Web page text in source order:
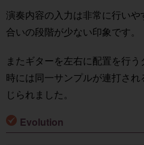
レ
ー
ヤ
ー
演奏内容の入力は非常に行い
合いの段階が少ない印象です。
またギターを左右に配置を行
時には同一サンプルが連打さ
じられました。
Evolution